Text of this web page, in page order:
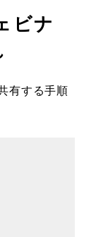
ビナ
有する手順